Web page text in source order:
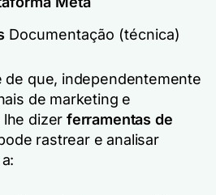
Documentação (técnica)
de que, independentemente
de marketing e
dizer ferramentas de
rastrear e analisar